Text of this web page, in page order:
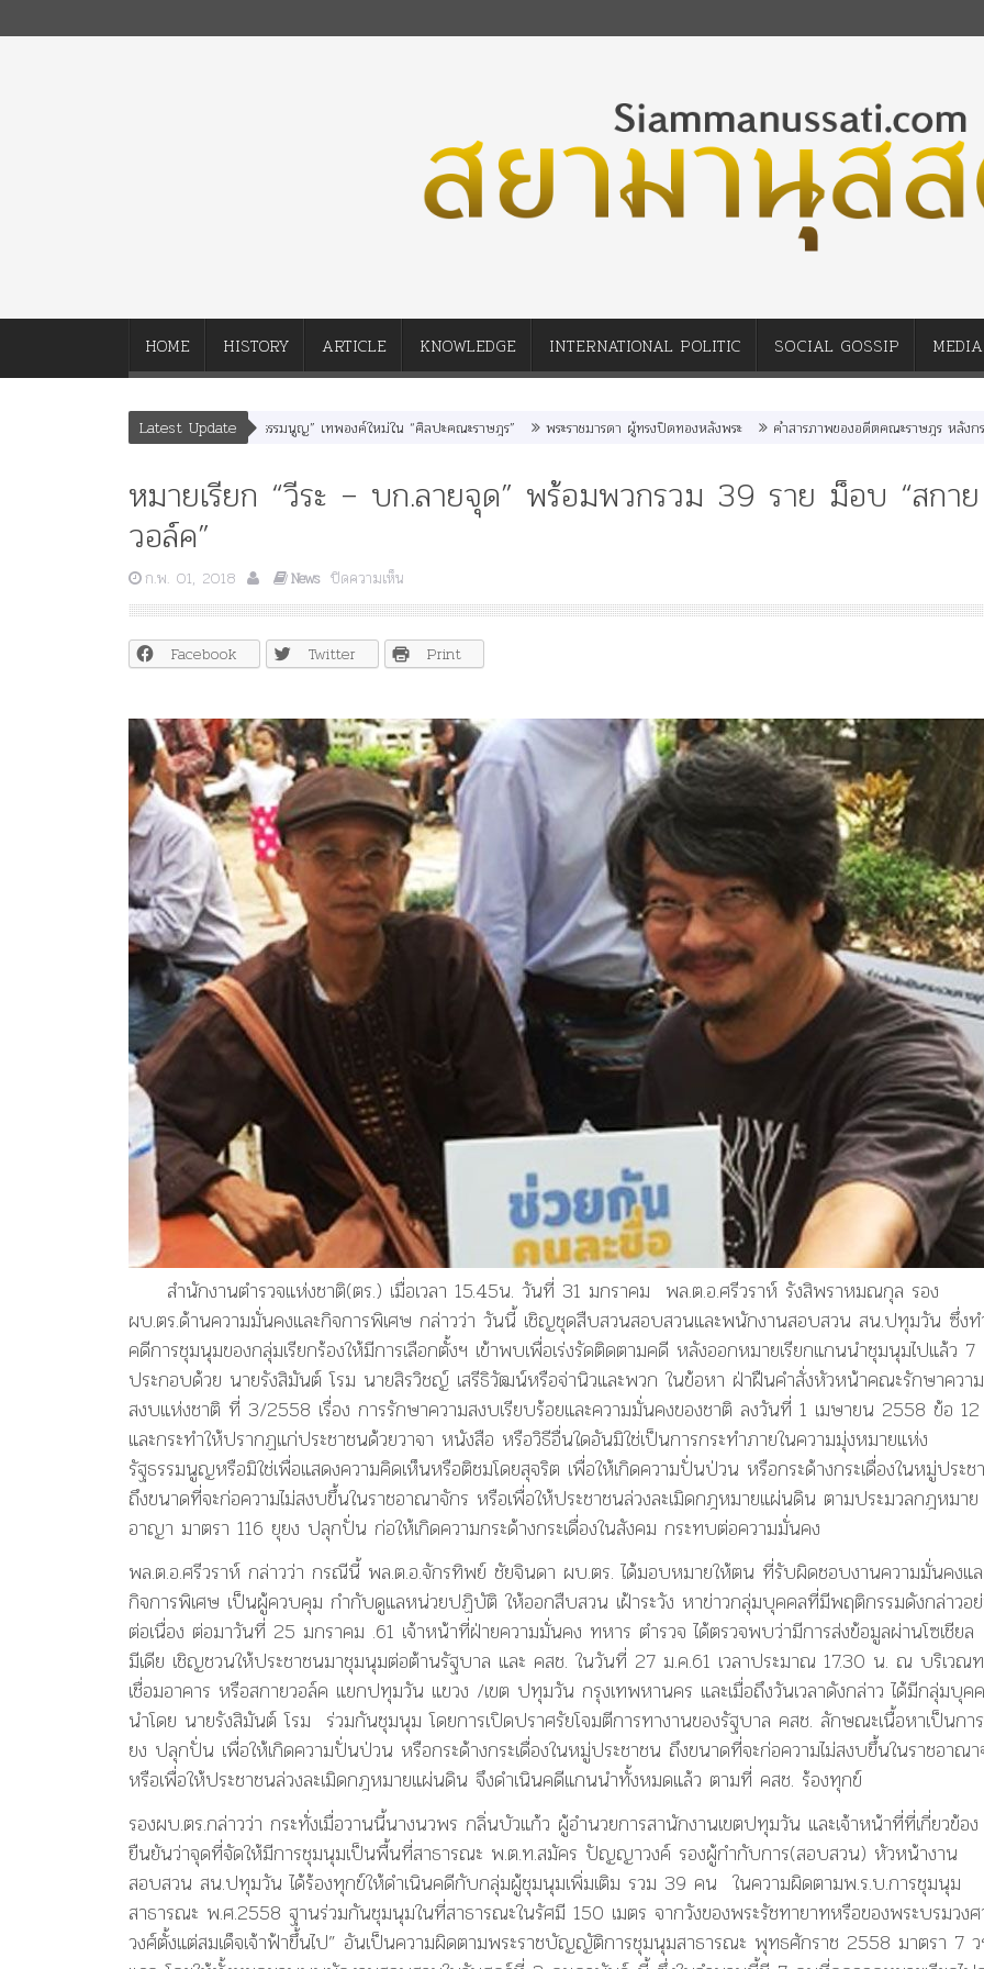
HOME HISTORY ARTICLE KNOWLEDGE INTERNATIONAL POLITIC SOCIAL GOSSIP MEDIA
Latest Update
สนา” “อรุณเทพบุตร” และ “เทพีรัฐธรรมนูญ” เทพองค์ใหม่ใน “ศิลปะคณะราษฎร” พระราชมารดา ผู้ทรงปิดทองหลังพระ คำสารภาพของอดีตคณะราษฎร หลังกระทำมิบังค
หมายเรียก “วีระ – บก.ลายจุด” พร้อมพวกรวม 39 ราย ม็อบ “สกาย
วอล์ค”
ก.พ. 01, 2018 News ปิดความเห็น
หมาย
เรียก
“วีระ
–
พร้อม
พวก
รวม
39
ราย
ม็อบ
“สกา
ย
วอล์ค”
Facebook Twitter Print
สำนักงานตำรวจแห่งชาติ(ตร.) เมื่อเวลา 15.45น. วันที่ 31 มกราคม พล.ต.อ.ศรีวราห์ รังสิพราหมณกุล รอง
ผบ.ตร.ด้านความมั่นคงและกิจการพิเศษ กล่าวว่า วันนี้ เชิญชุดสืบสวนสอบสวนและพนักงานสอบสวน สน.ปทุมวัน ซึ่ง
คดีการชุมนุมของกลุ่มเรียกร้องให้มีการเลือกตั้งฯ เข้าพบเพื่อเร่งรัดติดตามคดี หลังออกหมายเรียกแกนนำชุมนุมไปแล้ว
ประกอบด้วย นายรังสิมันต์ โรม นายสิรวิชญ์ เสรีธิวัฒน์หรือจ่านิวและพวก ในข้อหา ฝ่าฝืนคำสั่งหัวหน้าคณะรักษาความ
สงบแห่งชาติ ที่ 3/2558 เรื่อง การรักษาความสงบเรียบร้อยและความมั่นคงของชาติ ลงวันที่ 1 เมษายน 2558 ข้อ 12
และกระทำให้ปรากฏแก่ประชาชนด้วยวาจา หนังสือ หรือวิธีอื่นใดอันมิใช่เป็นการกระทำภายในความมุ่งหมายแห่ง
รัฐธรรมนูญหรือมิใช่เพื่อแสดงความคิดเห็นหรือติชมโดยสุจริต เพื่อให้เกิดความปั่นป่วน หรือกระด้างกระเดื่องในหมู่ประช
ถึงขนาดที่จะก่อความไม่สงบขึ้นในราชอาณาจักร หรือเพื่อให้ประชาชนล่วงละเมิดกฎหมายแผ่นดิน ตามประมวลกฎหมาย
อาญา มาตรา 116 ยุยง ปลุกปั่น ก่อให้เกิดความกระด้างกระเดื่องในสังคม กระทบต่อความมั่นคง
พล.ต.อ.ศรีวราห์ กล่าวว่า กรณีนี้ พล.ต.อ.จักรทิพย์ ชัยจินดา ผบ.ตร. ได้มอบหมายให้ตน ที่รับผิดชอบงานความมั่นคงแ
กิจการพิเศษ เป็นผู้ควบคุม กำกับดูแลหน่วยปฏิบัติ ให้ออกสืบสวน เฝ้าระวัง หาข่าวกลุ่มบุคคลที่มีพฤติกรรมดังกล่าวอ
ต่อเนื่อง ต่อมาวันที่ 25 มกราคม .61 เจ้าหน้าที่ฝ่ายความมั่นคง ทหาร ตำรวจ ได้ตรวจพบว่ามีการส่งข้อมูลผ่านโซเชียล
มีเดีย เชิญชวนให้ประชาชนมาชุมนุมต่อต้านรัฐบาล และ คสช. ในวันที่ 27 ม.ค.61 เวลาประมาณ 17.30 น. ณ บริเวณ
เชื่อมอาคาร หรือสกายวอล์ค แยกปทุมวัน แขวง /เขต ปทุมวัน กรุงเทพหานคร และเมื่อถึงวันเวลาดังกล่าว ได้มีกลุ่มบุค
นำโดย นายรังสิมันต์ โรม ร่วมกันชุมนุม โดยการเปิดปราศรัยโจมตีการทางานของรัฐบาล คสช. ลักษณะเนื้อหาเป็นกา
ยง ปลุกปั่น เพื่อให้เกิดความปั่นป่วน หรือกระด้างกระเดื่องในหมู่ประชาชน ถึงขนาดที่จะก่อความไม่สงบขึ้นในราชอาณ
หรือเพื่อให้ประชาชนล่วงละเมิดกฎหมายแผ่นดิน จึงดำเนินคดีแกนนำทั้งหมดแล้ว ตามที่ คสช. ร้องทุกข์
รองผบ.ตร.กล่าวว่า กระทั่งเมื่อวานนี้นางนวพร กลิ่นบัวแก้ว ผู้อำนวยการสานักงานเขตปทุมวัน และเจ้าหน้าที่ที่เกี่ยวข้อง
ยืนยันว่าจุดที่จัดให้มีการชุมนุมเป็นพื้นที่สาธารณะ พ.ต.ท.สมัคร ปัญญาวงค์ รองผู้กำกับการ(สอบสวน) หัวหน้างาน
สอบสวน สน.ปทุมวัน ได้ร้องทุกข์ให้ดำเนินคดีกับกลุ่มผู้ชุมนุมเพิ่มเติม รวม 39 คน ในความผิดตามพ.ร.บ.การชุมนุม
สาธารณะ พ.ศ.2558 ฐานร่วมกันชุมนุมในที่สาธารณะในรัศมี 150 เมตร จากวังของพระรัชทายาทหรือของพระบรมวง
วงศ์ตั้งแต่สมเด็จเจ้าฟ้าขึ้นไป” อันเป็นความผิดตามพระราชบัญญัติการชุมนุมสาธารณะ พุทธศักราช 2558 มาตรา 7
และ “เทพีรัฐธรรมนูญ
องค์ใหม่ใน “ศิลปะคณะ
ราษฎร”